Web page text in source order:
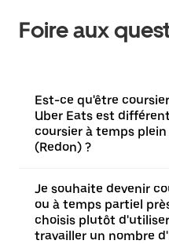
Foire aux
Est-ce qu'être
Uber Eats est
coursier à temps
(Redon) ?
Je souhaite devenir
ou à temps partiel
choisis plutôt
travailler un nombre